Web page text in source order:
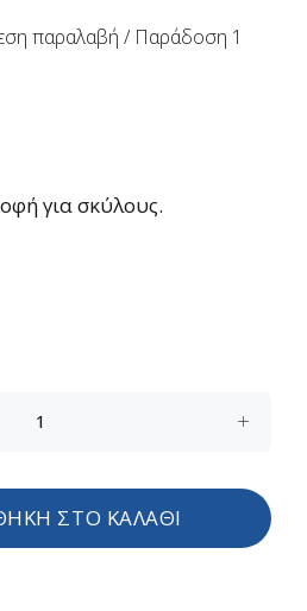
παραλαβή / Παράδoση 1
για σκύλους.
ΣΤΟ ΚΑΛΑΘΙ